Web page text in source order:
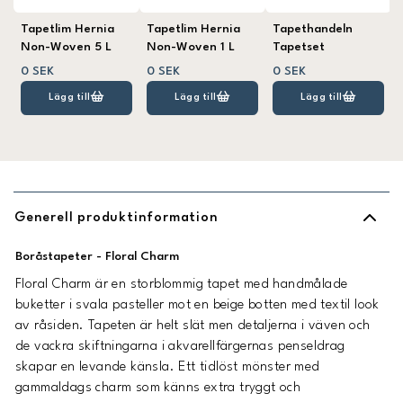
Tapetlim Hernia
Non-Woven 5 L
0 SEK
Lägg till
Tapetlim Hernia
Non-Woven 1 L
0 SEK
Lägg till
Tapethandeln
Tapetset
0 SEK
Lägg till
Generell produktinformation
Boråstapeter - Floral Charm
Floral Charm är en storblommig tapet med handmålade
buketter i svala pasteller mot en beige botten med textil look
av råsiden. Tapeten är helt slät men detaljerna i väven och
de vackra skiftningarna i akvarellfärgernas penseldrag
skapar en levande känsla. Ett tidlöst mönster med
gammaldags charm som känns extra tryggt och